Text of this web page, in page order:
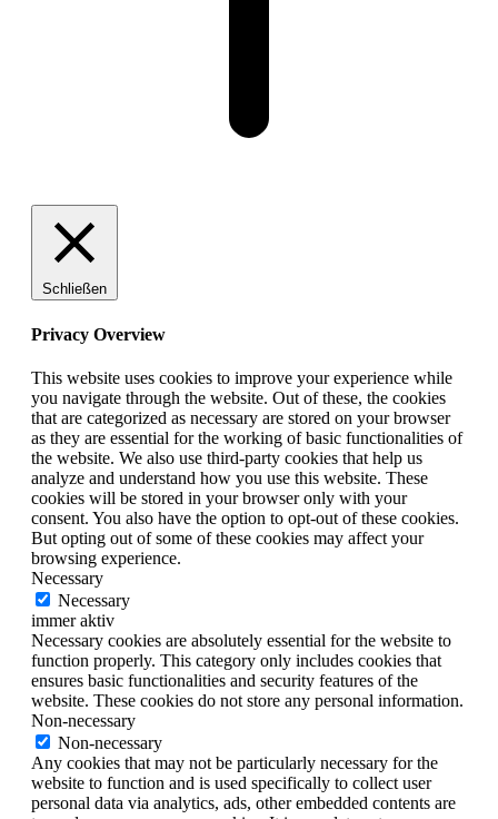
Schließen
Privacy Overview
This website uses cookies to improve your experience while
you navigate through the website. Out of these, the cookies
that are categorized as necessary are stored on your browser
as they are essential for the working of basic functionalities of
the website. We also use third-party cookies that help us
analyze and understand how you use this website. These
cookies will be stored in your browser only with your
consent. You also have the option to opt-out of these cookies.
But opting out of some of these cookies may affect your
browsing experience.
Necessary
Necessary
immer aktiv
Necessary cookies are absolutely essential for the website to
function properly. This category only includes cookies that
ensures basic functionalities and security features of the
website. These cookies do not store any personal information.
Non-necessary
Non-necessary
Any cookies that may not be particularly necessary for the
website to function and is used specifically to collect user
personal data via analytics, ads, other embedded contents are